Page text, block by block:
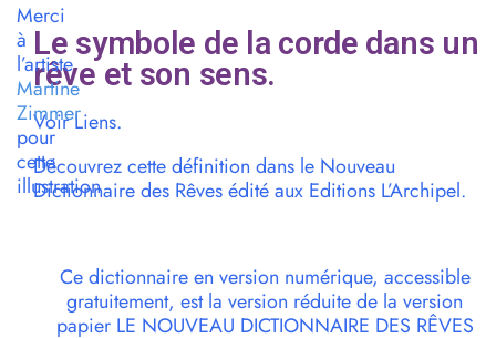
Le symbole de la corde dans un
rêve et son sens.
Voir Liens.
Découvrez cette définition dans le Nouveau
Dictionnaire des Rêves édité aux Editions L’Archipel.
Ce dictionnaire en version numérique, accessible
gratuitement, est la version réduite de la version
papier LE NOUVEAU DICTIONNAIRE DES RÊVES
Merci
à
l’artiste
Martine
Zimmer
pour
cette
illustration